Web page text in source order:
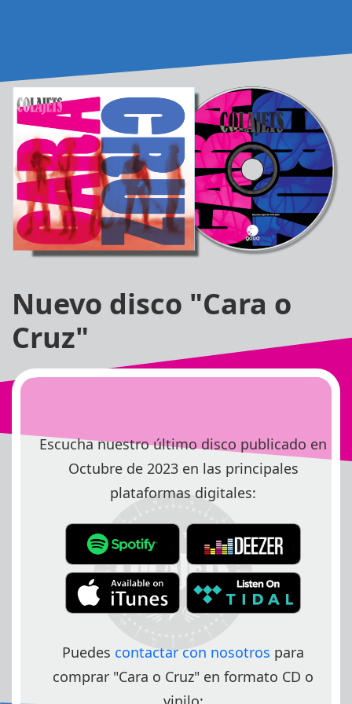
Nuevo disco "Cara o
Cruz"
Escucha nuestro último disco publicado en
Octubre de 2023 en las principales
plataformas digitales:
Puedes contactar con nosotros para
comprar "Cara o Cruz" en formato CD o